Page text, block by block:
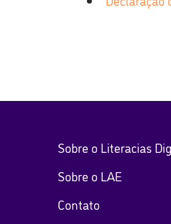
Sobre o Literacias
Sobre o LAE
Contato